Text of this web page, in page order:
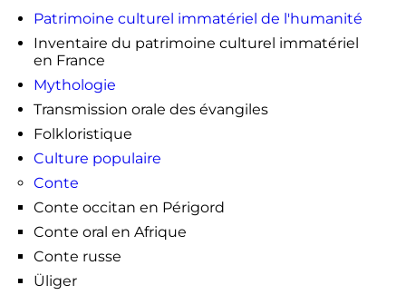
https://doi.org/10.7202/1054030ar
↑Arbour, Chelsee, et al. « Pour
ramener l’été : à la recherche d’une
concordance entre l’histoire innue
et l’archéologie.
amérindiennes au Québec
48, numéro 3, 2018, p. 31–44.
https://doi.org/10.7202/1062132ar
↑Arsenault, Daniel. «
sites rupestres et la réappropriation
du territoire par les nations
algonquiennes.
amérindiennes au Québec, volume
Patrimoine culturel immatériel de l'humanité
Inventaire du patrimoine culturel immatériel
en France
Mythologie
Transmission orale des évangiles
Folkloristique
Culture populaire
Conte
Conte occitan en Périgord
Conte oral en Afrique
Conte russe
Üliger